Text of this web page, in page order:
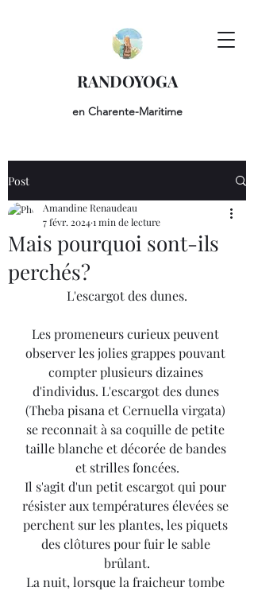
RANDOYOGA
en Charente-Maritime
Post
Mais pourquoi sont-ils
perchés?
Amandine Renaudeau
7 févr. 20241 min de lecture
L'escargot des dunes.
Les promeneurs curieux peuvent
observer les jolies grappes pouvant
compter plusieurs dizaines
d'individus. L'escargot des dunes
(Theba pisana et Cernuella virgata)
se reconnait à sa coquille de petite
taille blanche et décorée de bandes
et strilles foncées.
Il s'agit d'un petit escargot qui pour
résister aux températures élevées se
perchent sur les plantes, les piquets
des clôtures pour fuir le sable
brûlant.
La nuit, lorsque la fraicheur tombe